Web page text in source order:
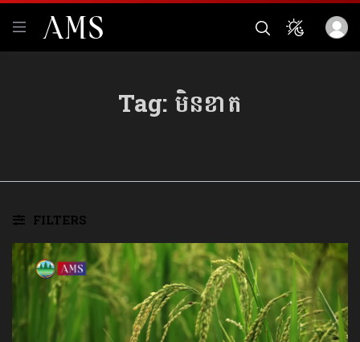
Tag:មិនខាត
FILTERS